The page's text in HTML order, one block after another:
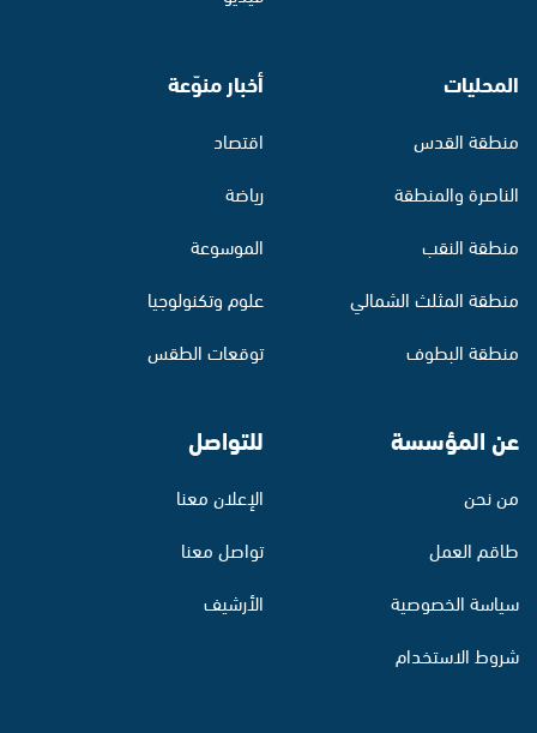
المحليات
منطقة القدس
الناصرة والمنطقة
منطقة النقب
منطقة المثلث الشمالي
منطقة البطوف
أخبار منوّعة
اقتصاد
رياضة
الموسوعة
علوم وتكنولوجيا
توقعات الطقس
عن المؤسسة
من نحن
طاقم العمل
سياسة الخصوصية
شروط الاستخدام
للتواصل
الإعلان معنا
تواصل معنا
الأرشيف